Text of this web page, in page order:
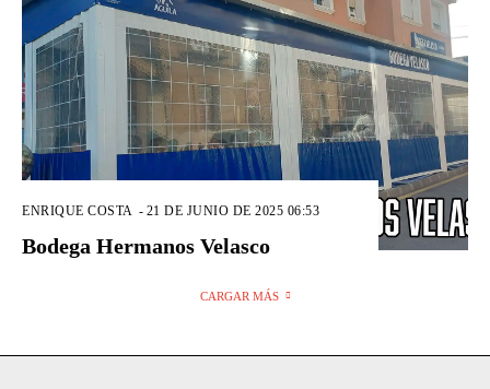
ENRIQUE COSTA - 21 DE JUNIO DE 2025 06:53
Bodega Hermanos Velasco
CARGAR MÁS